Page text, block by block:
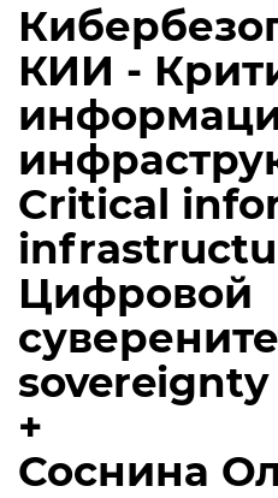
КИИ -
Critical
Цифровой
sovereignty
+
Соснина